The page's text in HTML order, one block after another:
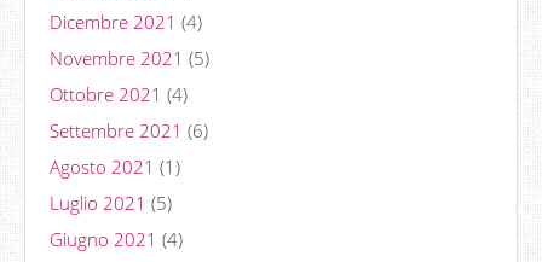
Dicembre 2021 (4)
Novembre 2021 (5)
Ottobre 2021 (4)
Settembre 2021 (6)
Agosto 2021 (1)
Luglio 2021 (5)
Giugno 2021 (4)